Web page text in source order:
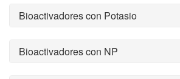
Bioactivadores con Potasio
Bioactivadores con NP